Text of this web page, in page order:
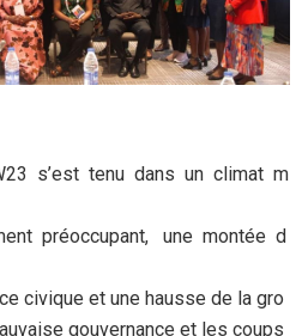
s’est tenu dans un climat m
préoccupant, une montée d
civique et une hausse de la gro
gouvernance et les coups